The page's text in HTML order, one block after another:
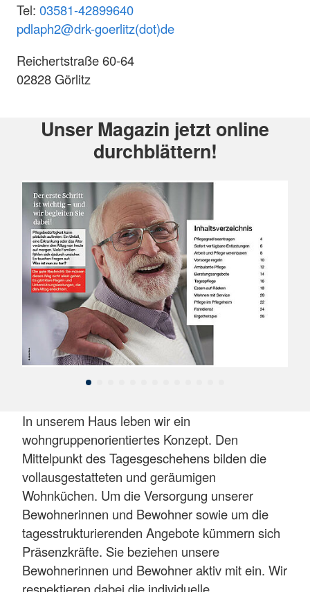
Tel: 03581-42899640
pdlaph2@drk-goerlitz(dot)de
Reichertstraße 60-64
02828 Görlitz
Unser Magazin jetzt online
durchblättern!
In unserem Haus leben wir ein
wohngruppenorientiertes Konzept. Den
Mittelpunkt des Tagesgeschehens bilden die
vollausgestatteten und geräumigen
Wohnküchen. Um die Versorgung unserer
Bewohnerinnen und Bewohner sowie um die
tagesstrukturierenden Angebote kümmern sich
Präsenzkräfte. Sie beziehen unsere
Bewohnerinnen und Bewohner aktiv mit ein. Wir
respektieren dabei die individuelle